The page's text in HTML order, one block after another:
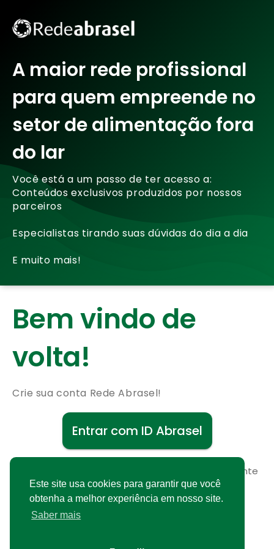
Este site usa cookies para garantir que você
obtenha a melhor experiência em nosso site.
Saber mais
A maior rede profissional
para quem empreende no
setor de alimentação fora
do lar
Você está a um passo de ter acesso a:
Conteúdos exclusivos produzidos por nossos
parceiros
Especialistas tirando suas dúvidas do dia a dia
E muito mais!
Bem vindo de
volta!
Crie sua conta Rede Abrasel!
Entrar com ID Abrasel
Cadastre-se gratuitamente